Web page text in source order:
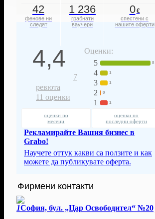
42
фенове ни
следят
1 236
грабнати
ваучери
0€
спестени с
нашите оферти
4,4
7
ревюта
11 оценки
Оценки:
5
8
4 1
3 1
2 0
1 1
оценки по
месеци
оценки по
последни оферти
Рекламирайте Вашия бизнес в
Grabo!
Научете оттук какви са ползите и как
можете да публикувате оферта.
Фирмени контакти
1София, бул. „Цар Освободител“ №20